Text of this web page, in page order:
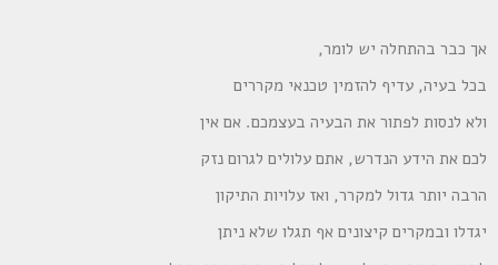
אך כבר בהתחלה יש לומר,
בכל בעיה, עדיף להזמין טכנאי מקררים
ולא לנסות לפתור את הבעיה בעצמכם. אם אין
לכם את הידע הנדרש, אתם עלולים לגרום נזק
הרבה יותר גדול למקרר, ואז עלויות התיקון
יגדלו ובמקרים קיצונים אף תגלו שלא ניתן